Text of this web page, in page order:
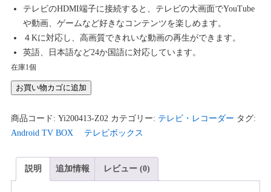
テレビのHDMI端子に接続すると、テレビの大画面でYouTube
や動画、ゲームなど好きなコンテンツを楽しめます。
４Kに対応し、高画質できれいな動画の再生ができます。
英語、日本語など24か国語に対応しています。
在庫1個
Android
BOX
TX6
HDR
お買い物カゴに追加
商品コード: Yi200413-Z02 カテゴリー: テレビ・レコーダー タグ:
Android TV BOX テレビボックス
説明 追加情報 レビュー (0)